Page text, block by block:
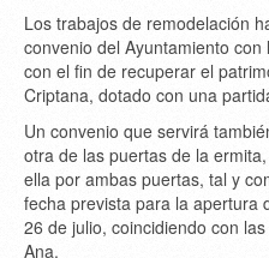
Los trabajos de remodelación
convenio del Ayuntamiento
con el fin de recuperar el
Criptana, dotado con una
Un convenio que servirá
otra de las puertas de la
ella por ambas puertas, tal y
fecha prevista para la apertura
26 de julio, coincidiendo con
Ana.